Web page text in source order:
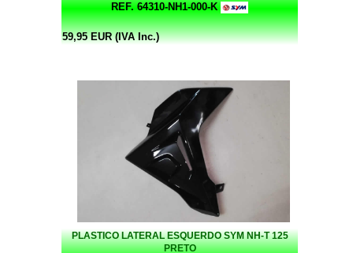
REF. 64310-NH1-000-K
59,95 EUR (IVA Inc.)
PLASTICO LATERAL ESQUERDO SYM NH-T 125
PRETO